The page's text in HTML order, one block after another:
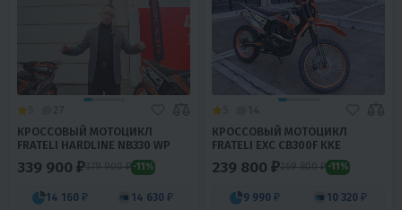
КРОССОВЫЙ МОТОЦИКЛ
FRATELI HARDLINE NB330 WP
339 900 ₽379 900 ₽ -11%
14 160 ₽ 14 630 ₽
КРОССОВЫЙ МОТОЦИКЛ
FRATELI EXC CB300F KKE
239 800 ₽269 800 ₽ -11%
9 990 ₽ 10 320 ₽